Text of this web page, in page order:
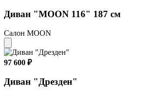
Диван "MOON 116" 187 см
Салон MOON
97 600 ₽
Диван "Дрезден"